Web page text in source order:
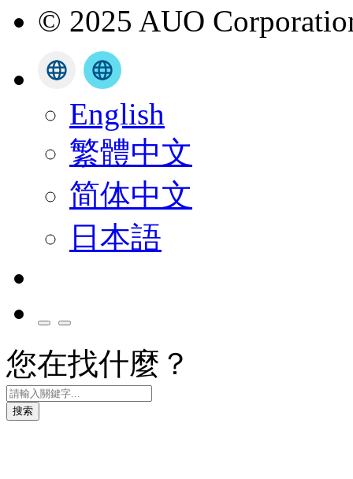
© 2025 AUO
English
繁體中文
简体中文
日本語
您在找什麼？
搜索